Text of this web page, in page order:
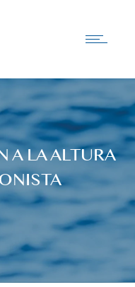
A LA ALTURA